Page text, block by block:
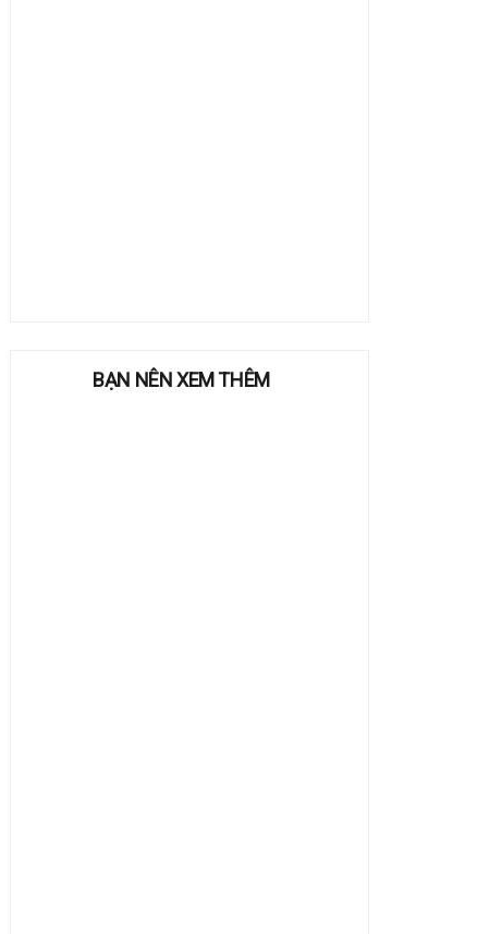
BẠN NÊN XEM THÊM